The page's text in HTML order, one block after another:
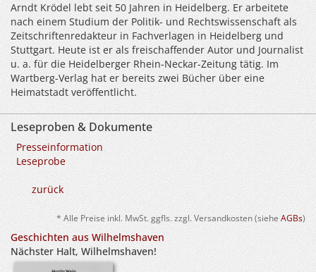
Arndt Krödel lebt seit 50 Jahren in Heidelberg. Er arbeitete
nach einem Studium der Politik- und Rechtswissenschaft als
Zeitschriftenredakteur in Fachverlagen in Heidelberg und
Stuttgart. Heute ist er als freischaffender Autor und Journalist
u. a. für die Heidelberger Rhein-Neckar-Zeitung tätig. Im
Wartberg-Verlag hat er bereits zwei Bücher über eine
Heimatstadt veröffentlicht.
Leseproben & Dokumente
Presseinformation
Leseprobe
zurück
* Alle Preise inkl. MwSt. ggfls. zzgl. Versandkosten (siehe AGBs)
Geschichten aus Wilhelmshaven
Nächster Halt, Wilhelmshaven!